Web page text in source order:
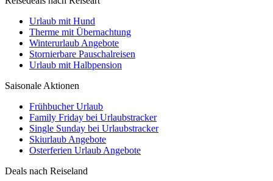
Urlaub mit Hund
Therme mit Übernachtung
Winterurlaub Angebote
Stornierbare Pauschalreisen
Urlaub mit Halbpension
Saisonale Aktionen
Frühbucher Urlaub
Family Friday bei Urlaubstracker
Single Sunday bei Urlaubstracker
Skiurlaub Angebote
Osterferien Urlaub Angebote
Deals nach Reiseland